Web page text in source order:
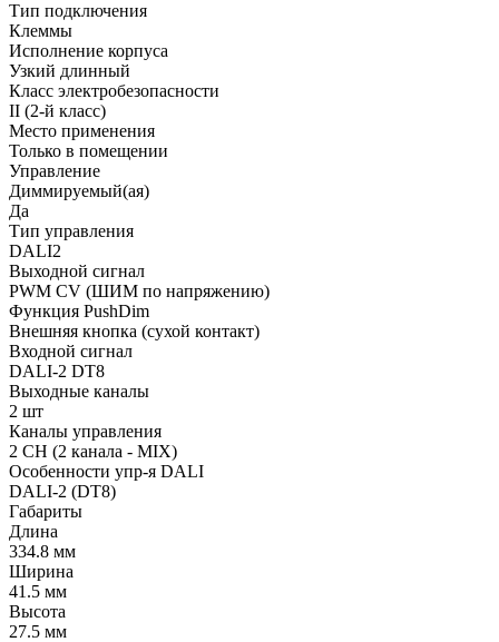
Тип подключения
Клеммы
Исполнение корпуса
Узкий длинный
Класс электробезопасности
II (2-й класс)
Место применения
Только в помещении
Управление
Диммируемый(ая)
Да
Тип управления
DALI2
Выходной сигнал
PWM СV (ШИМ по напряжению)
Функция PushDim
Внешняя кнопка (сухой контакт)
Входной сигнал
DALI-2 DT8
Выходные каналы
2 шт
Каналы управления
2 CH (2 канала - MIX)
Особенности упр-я DALI
DALI-2 (DT8)
Габариты
Длина
334.8 мм
Ширина
41.5 мм
Высота
27.5 мм